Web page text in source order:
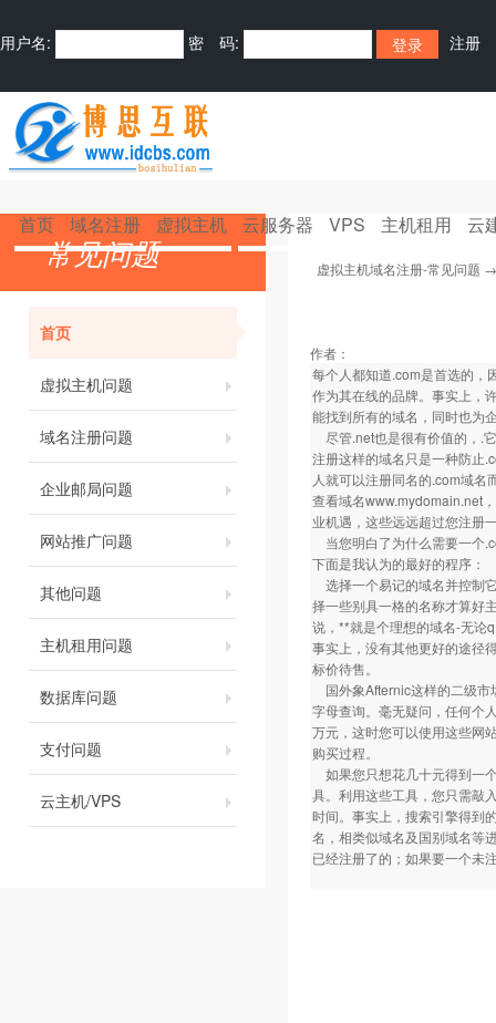
用户名: 密 码: 注册
首页 域名注册 虚拟主机 云服务器 VPS 主机租用 云
常见问题
首页
虚拟主机问题
域名注册问题
企业邮局问题
网站推广问题
其他问题
主机租用问题
数据库问题
支付问题
云主机/VPS
虚拟主机域名注册-常见问题
作者：
每个人都知道.com是首选的，
作为其在线的品牌。事实上，
能找到所有的域名，同时也为
尽管.net也是很有价值的，.
注册这样的域名只是一种防止
人就可以注册同名的.com域
查看域名www.mydomain.net
业机遇，这些远远超过您注册
当您明白了为什么需要一个
下面是我认为的最好的程序：
选择一个易记的域名并控制
择一些别具一格的名称才算好
说，**就是个理想的域名-无论
事实上，没有其他更好的途径
标价待售。
国外象Afternic这样的二级市
字母查询。毫无疑问，任何个
万元，这时您可以使用这些网
购买过程。
如果您只想花几十元得到一
具。利用这些工具，您只需敲
时间。事实上，搜索引擎得到
名，相类似域名及国别域名等
已经注册了的；如果要一个未